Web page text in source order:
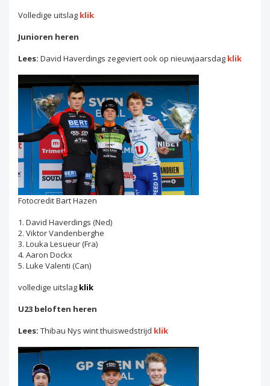
Volledige uitslag klik
Junioren heren
Lees: David Haverdings zegeviert ook op nieuwjaarsdag klik
Fotocredit Bart Hazen
1. David Haverdings (Ned)
2. Viktor Vandenberghe
3. Louka Lesueur (Fra)
4. Aaron Dockx
5. Luke Valenti (Can)
volledige uitslag klik
U23 beloften heren
Lees: Thibau Nys wint thuiswedstrijd klik